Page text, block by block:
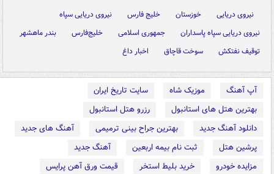
نیروی دریایی خوزستان خلیج فارس
نیروی دریایی سپاه
نیروی دریایی سپاه پاسداران
جمهوری اسلامی خلیج‌فارس
بندر ماهشهر
توقیف نفتکش
سوخت قاچاق اخبار داغ
آپ آهنگ موزیک شاه
سایت تاریخ ایران
بهترین هتل های استانبول
رزرو هتل استانبول
دانلود آهنگ جدید
بهترین جراح بینی ترمیمی
آهنگ های جدید
پرشین هتل
ثبت نام بیمه اربعین
آهنگ جدید
مزایده خودرو
خرید بلیط استخر
قیمت ورق آهن پرایس